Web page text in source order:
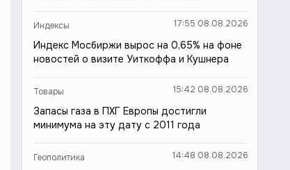
Индексы 17:55 08.08.2026
Индекс Мосбиржи вырос на 0,65% на фоне
новостей о визите Уиткоффа и Кушнера
Товары 15:42 08.08.2026
Запасы газа в ПХГ Европы достигли
минимума на эту дату с 2011 года
Геополитика 14:48 08.08.2026